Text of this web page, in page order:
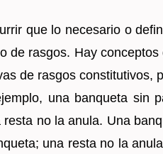
que lo ne­ce­sa­rio o
de ras­gos. Hay
de ras­gos cons­ti­tu­ti­vos,
una ban­que­ta sin
resta no la anula. Una
una resta no la